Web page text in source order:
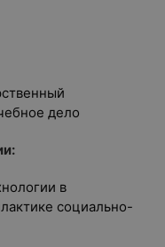
дело
в
социально-